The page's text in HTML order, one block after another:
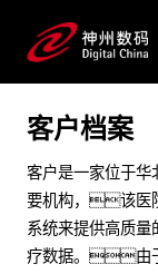
提高网络安全应
客户档案
客户是一家位于
要机构，该医
系统来提供高质
疗数据。由